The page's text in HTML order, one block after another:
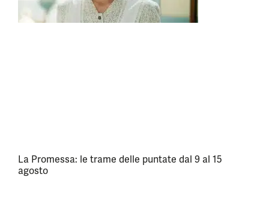
La Promessa: le trame delle puntate dal 9 al 15
agosto